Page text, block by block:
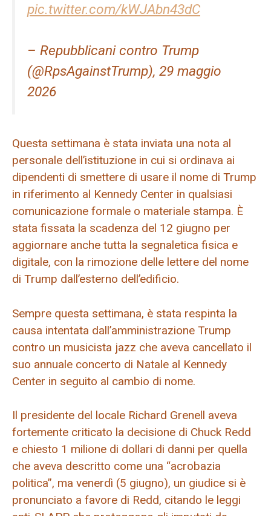
pic.twitter.com/kWJAbn43dC
– Repubblicani contro Trump
(@RpsAgainstTrump), 29 maggio
2026
Questa settimana è stata inviata una nota al
personale dell’istituzione in cui si ordinava ai
dipendenti di smettere di usare il nome di Trump
in riferimento al Kennedy Center in qualsiasi
comunicazione formale o materiale stampa. È
stata fissata la scadenza del 12 giugno per
aggiornare anche tutta la segnaletica fisica e
digitale, con la rimozione delle lettere del nome
di Trump dall’esterno dell’edificio.
Sempre questa settimana, è stata respinta la
causa intentata dall’amministrazione Trump
contro un musicista jazz che aveva cancellato il
suo annuale concerto di Natale al Kennedy
Center in seguito al cambio di nome.
Il presidente del locale Richard Grenell aveva
fortemente criticato la decisione di Chuck Redd
e chiesto 1 milione di dollari di danni per quella
che aveva descritto come una “acrobazia
politica”, ma venerdì (5 giugno), un giudice si è
pronunciato a favore di Redd, citando le leggi